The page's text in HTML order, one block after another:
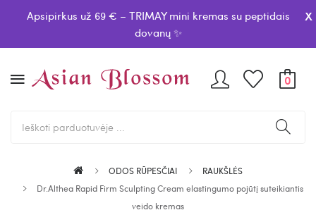
Apsipirkus už 69 € – TRIMAY mini kremas su peptidais
dovanų ✨
x
0
ODOS RŪPESČIAI
RAUKŠLĖS
Dr.Althea Rapid Firm Sculpting Cream elastingumo pojūtį suteikiantis
veido kremas